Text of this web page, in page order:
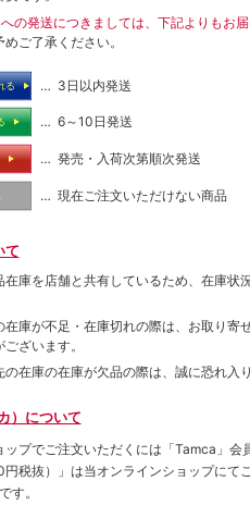
の発送につきましては、下記よりもお
めご了承ください。
る … 3日以内発送
… 6～10日発送
… 発売・入荷次第順次発送
… 現在ご注文いただけない商品
て
在庫を店舗と共有しているため、在庫状
在庫が不足・在庫切れの際は、お取り寄
ざいます。
の在庫の在庫が欠品の際は、誠に恐れ入
）について
ップでご注⽂いただくには「Tamca」会
円税抜）
」は当オンラインショップにて
です。